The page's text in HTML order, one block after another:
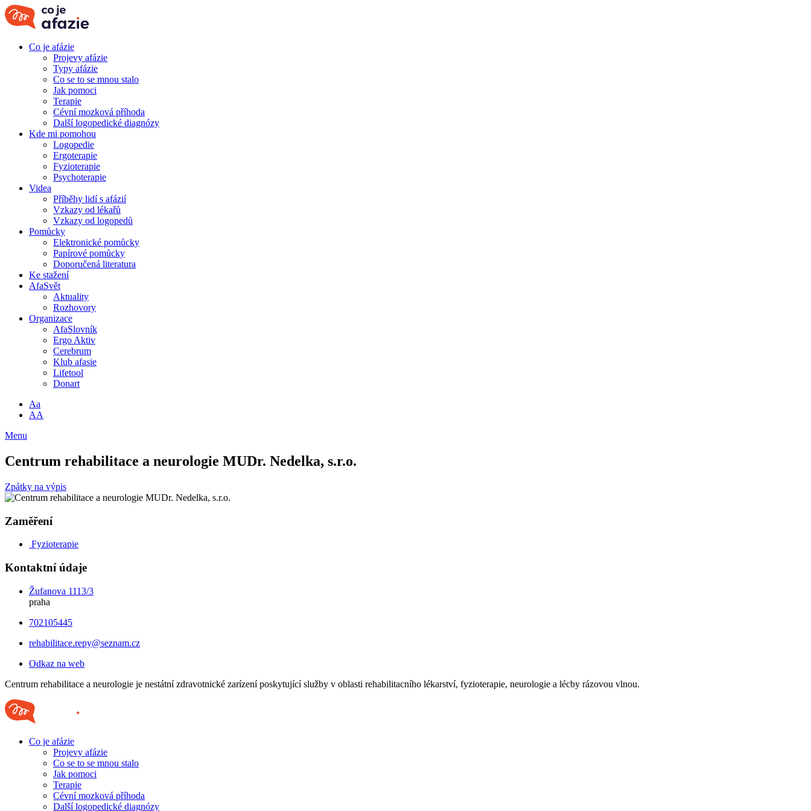
Co je afázie
Projevy afázie
Typy afázie
Co se to se mnou stalo
Jak pomoci
Terapie
Cévní mozková příhoda
Další logopedické diagnózy
Kde mi pomohou
Logopedie
Ergoterapie
Fyzioterapie
Psychoterapie
Videa
Příběhy lidí s afázií
Vzkazy od lékařů
Vzkazy od logopedů
Pomůcky
Elektronické pomůcky
Papírové pomůcky
Doporučená literatura
Ke stažení
AfaSvět
Aktuality
Rozhovory
Organizace
AfaSlovník
Ergo Aktiv
Cerebrum
Klub afasie
Lifetool
Donart
Aa
AA
Menu
Centrum rehabilitace a neurologie MUDr. Nedelka, s.r.o.
Zpátky na výpis
Zaměření
Fyzioterapie
Kontaktní údaje
Žufanova 1113/3
praha
702105445
rehabilitace.repy@seznam.cz
Odkaz na web
Centrum rehabilitace a neurologie je nestátní zdravotnické zarízení poskytující služby v oblasti rehabilitacního lékarství, fyzioterapie, neurologie a lécby rázovou vlnou.
Co je afázie
Projevy afázie
Co se to se mnou stalo
Jak pomoci
Terapie
Cévní mozková příhoda
Další logopedické diagnózy